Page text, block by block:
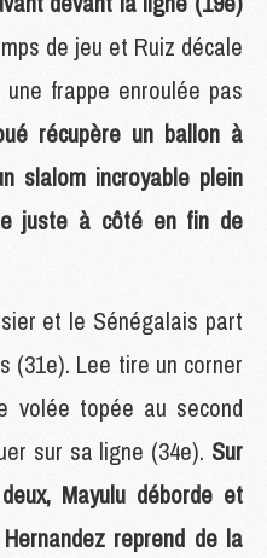
de jeu et Ruiz décale
frappe enroulée pas
récupère un ballon à
slalom incroyable plein
juste à côté en fin de
et le Sénégalais part
(31e). Lee tire un corner
volée topée au second
sur sa ligne (34e). Sur
Mayulu déborde et
reprend de la